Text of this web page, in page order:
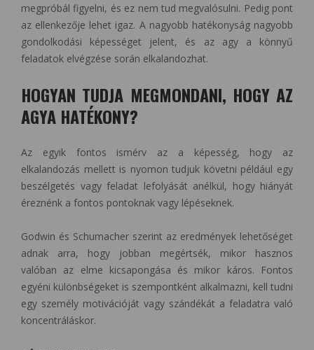
megpróbál figyelni, és ez nem tud megvalósulni. Pedig pont
az ellenkezője lehet igaz. A nagyobb hatékonyság nagyobb
gondolkodási képességet jelent, és az agy a könnyű
feladatok elvégzése során elkalandozhat.
HOGYAN TUDJA MEGMONDANI, HOGY AZ
AGYA HATÉKONY?
Az egyik fontos ismérv az a képesség, hogy az
elkalandozás mellett is nyomon tudjuk követni például egy
beszélgetés vagy feladat lefolyását anélkül, hogy hiányát
éreznénk a fontos pontoknak vagy lépéseknek.
Godwin és Schumacher szerint az eredmények lehetőséget
adnak arra, hogy jobban megértsék, mikor hasznos
valóban az elme kicsapongása és mikor káros. Fontos
egyéni különbségeket is szempontként alkalmazni, kell tudni
egy személy motivációját vagy szándékát a feladatra való
koncentráláskor.